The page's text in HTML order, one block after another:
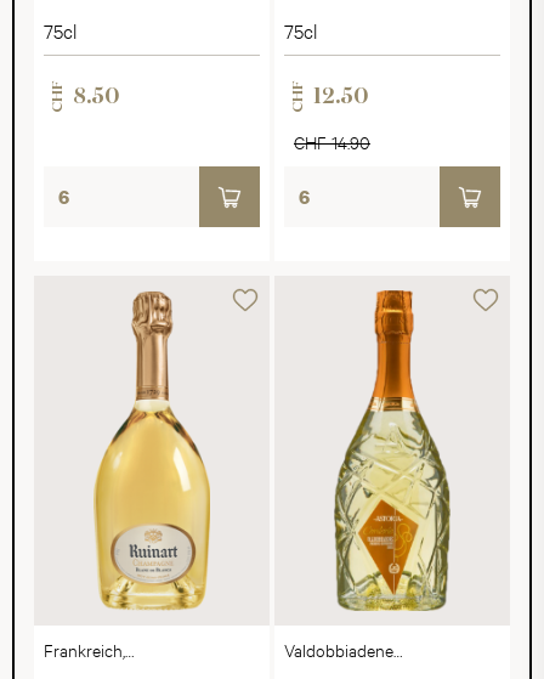
75cl
CHF 8.50
75cl
CHF 12.50
CHF 14.90
Frankreich,
Valdobbiadene